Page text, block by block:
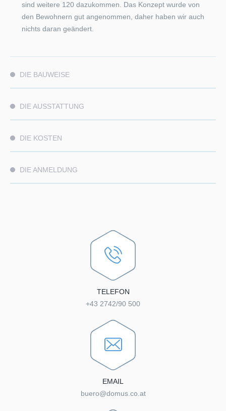
sind weitere 120 dazukommen. Das Konzept wurde von
den Bewohnern gut angenommen, daher haben wir auch
nichts daran geändert.
DIE BAUWEISE
DIE AUSSTATTUNG
DIE KOSTEN
DIE ANMELDUNG
TELEFON
+43 2742/90 500
EMAIL
buero@domus.co.at